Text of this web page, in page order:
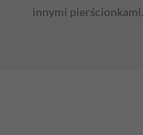
innymi pierścionkami.